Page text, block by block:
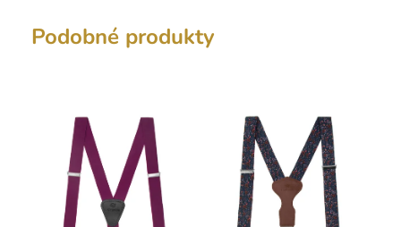
Podobné produkty